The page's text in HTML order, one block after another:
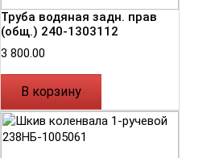
Труба водяная задн. прав
(общ.) 240-1303112
3 800.00
В корзину